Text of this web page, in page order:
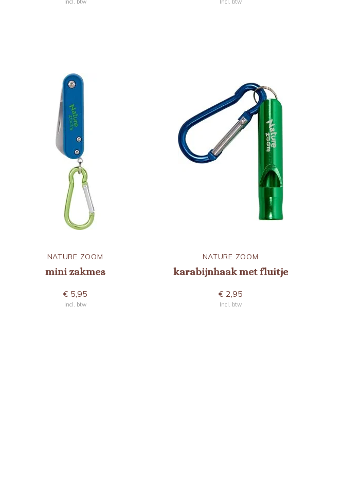
Incl. btw Incl. btw
NATURE ZOOM
mini zakmes
€ 5,95
Incl. btw
NATURE ZOOM
karabijnhaak met fluitje
€ 2,95
Incl. btw